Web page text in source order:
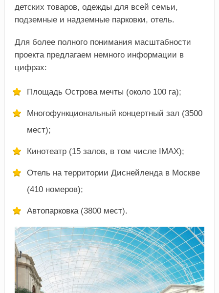
детских товаров, одежды для всей семьи,
подземные и надземные парковки, отель.
Для более полного понимания масштабности
проекта предлагаем немного информации в
цифрах:
Площадь Острова мечты (около 100 га);
Многофункциональный концертный зал (3500
мест);
Кинотеатр (15 залов, в том числе IMAX);
Отель на территории Диснейленда в Москве
(410 номеров);
Автопарковка (3800 мест).